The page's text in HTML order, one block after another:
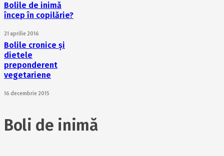
Bolile de inimă
încep în copilărie?
21 aprilie 2016
Bolile cronice și
dietele
preponderent
vegetariene
16 decembrie 2015
Boli de inimă